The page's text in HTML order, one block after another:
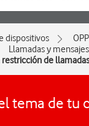
dispositivos
Llamadas y mensajes
de llamadas
tema de tu